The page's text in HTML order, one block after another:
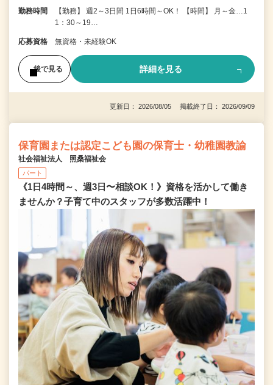
勤務時間
【勤務】 週2～3日間 1日6時間～OK！ 【時間】 月～金…1
1：30～19…
応募資格 無資格・未経験OK
後で見る 詳細を見る
更新日： 2026/08/05 掲載終了日： 2026/09/09
保育園または認定こども園の保育士・幼稚園教諭
社会福祉法人 照桑福祉会
パート
《1日4時間～、週3日〜相談OK！》資格を活かして働き
ませんか？子育て中のスタッフが多数活躍中！